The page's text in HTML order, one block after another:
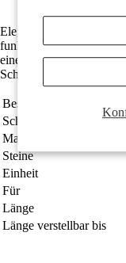
Elegantes Damen-
funkelnden Zirkonia-
einen modernen
Schmuckstück zum
Bestellnummer
Schmuckart
Material
Steine
Einheit
Für
Länge
Länge verstellbar bis